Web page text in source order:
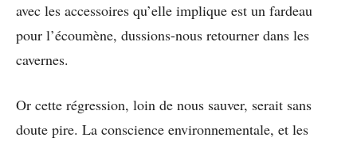
avec les accessoires qu’elle implique est un fardeau
pour l’écoumène, dussions-nous retourner dans les
cavernes.
Or cette régression, loin de nous sauver, serait sans
doute pire. La conscience environnementale, et les